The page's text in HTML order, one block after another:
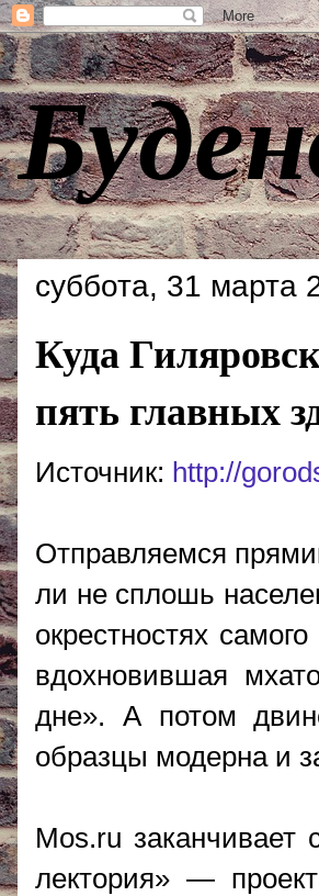
суббота, 31 марта
Куда
пять главных
Источник: http://
Отправляемся
ли не сплошь
окрестностях
вдохновившая
дне». А потом
образцы модерна и
Mos.ru
лектория» —